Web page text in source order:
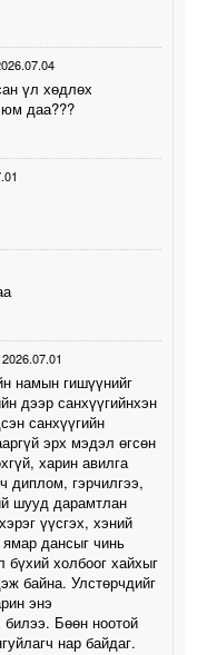
үл хөдлөх
юм даа???
2026.07.01
намын гишүүнийг
дээр санхүүгийнхэн
санхүүгийн
эрх мэдэл өгсөн
харин авилга
диплом, гэрчилгээ,
шууд дарамтлан
үүсгэх, хэний
дансыг чинь
холбоог хайхыг
байна. Улстөрчдийг
энэ
билээ. Бөөн ноотой
нар байдаг.